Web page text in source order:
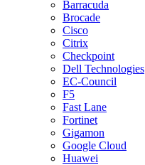
Barracuda
Brocade
Cisco
Citrix
Checkpoint
Dell Technologies
EC-Council
F5
Fast Lane
Fortinet
Gigamon
Google Cloud
Huawei